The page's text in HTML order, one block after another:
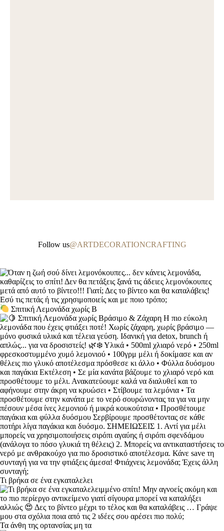
Follow us@ARTDECORATIONCRAFTING
Σπιτική Λεμονάδα χωρίς Β
Τι βρήκα σε ένα εγκαταλελει
Τα άνθη της ορτανσίας μη τα